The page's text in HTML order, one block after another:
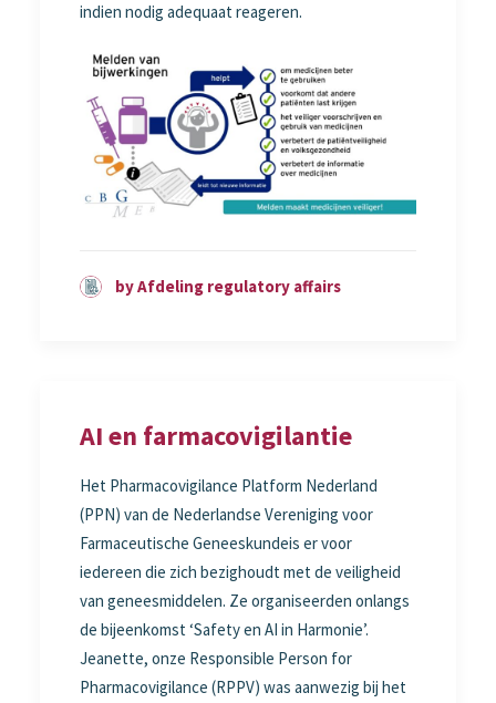
indien nodig adequaat reageren.
by Afdeling regulatory affairs
AI en farmacovigilantie
Het Pharmacovigilance Platform Nederland
(PPN) van de Nederlandse Vereniging voor
Farmaceutische Geneeskundeis er voor
iedereen die zich bezighoudt met de veiligheid
van geneesmiddelen. Ze organiseerden onlangs
de bijeenkomst ‘Safety en AI in Harmonie’.
Jeanette, onze Responsible Person for
Pharmacovigilance (RPPV) was aanwezig bij het